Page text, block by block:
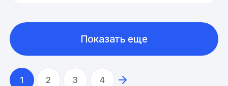
1 2 3 4
Показать еще